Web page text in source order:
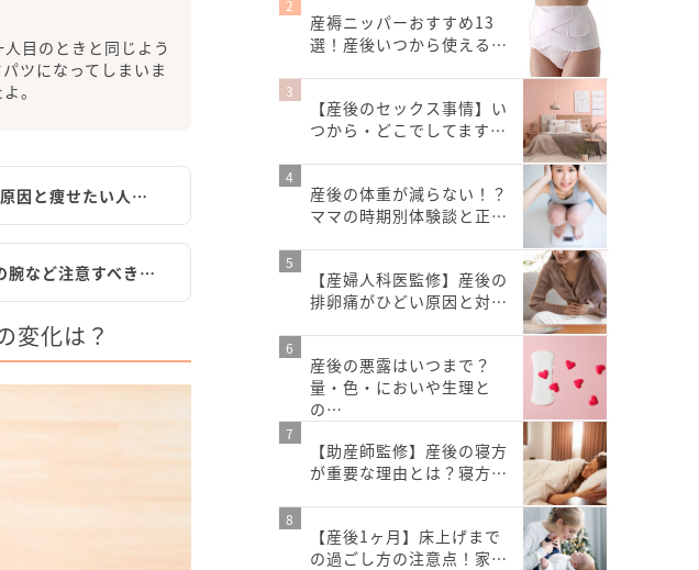
目のときと同じよう
ツになってしまいま
。
因と痩せたい人…
腕など注意すべき…
変化は？
産褥ニッパーおすすめ13
選！産後いつから使える…
【産後のセックス事情】い
つから・どこでしてます…
産後の体重が減らない！？
ママの時期別体験談と正…
【産婦人科医監修】産後の
排卵痛がひどい原因と対…
産後の悪露はいつまで？
量・色・においや生理と
の…
【助産師監修】産後の寝方
が重要な理由とは？寝方…
【産後1ヶ月】床上げまで
の過ごし方の注意点！家…